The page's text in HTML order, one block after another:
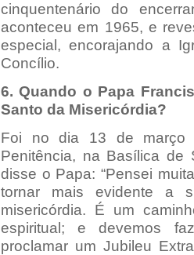
cinquentenário do
aconteceu em 1965, e
especial, encorajando a
Concílio.
6. Quando o Papa
Santo da Misericórdia?
Foi no dia 13 de março
Penitência, na Basílica de
disse o Papa: “Pensei
tornar mais evidente a
misericórdia. É um
espiritual; e devemos
proclamar um Jubileu